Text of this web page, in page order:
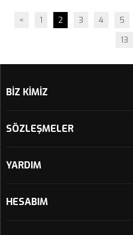
< 1 2 3 4 5
13
BİZ KİMİZ
SÖZLEŞMELER
YARDIM
HESABIM